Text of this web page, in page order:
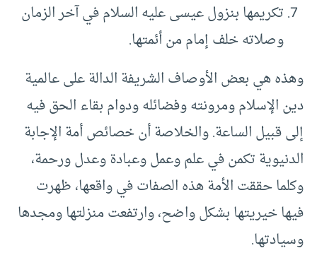
تكريمها بنزول عيسى عليه السلام في آخر الزمان
وصلاته خلف إمام من أئمتها.
وهذه هي بعض الأوصاف الشريفة الدالة على عالمية
دين الإسلام ومرونته وفضائله ودوام بقاء الحق فيه
إلى قبيل الساعة. والخلاصة أن خصائص أمة الإجابة
الدنيوية تكمن في علم وعمل وعبادة وعدل ورحمة،
وكلما حققت الأمة هذه الصفات في واقعها، ظهرت
فيها خيريتها بشكل واضح، وارتفعت منزلتها ومجدها
وسيادتها.